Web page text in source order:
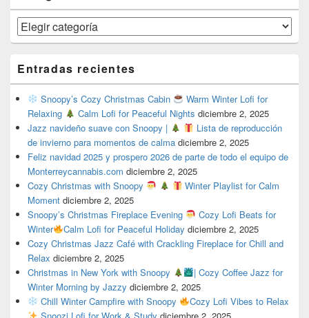
Categorías
Entradas recientes
Snoopy’s Cozy Christmas Cabin
Warm Winter Lofi for
Relaxing
Calm Lofi for Peaceful Nights diciembre 2, 2025
Jazz navideño suave con Snoopy |
Lista de reproducción
de invierno para momentos de calma diciembre 2, 2025
Feliz navidad 2025 y prospero 2026 de parte de todo el equipo de
Monterreycannabis.com diciembre 2, 2025
Cozy Christmas with Snoopy
Winter Playlist for Calm
Moment diciembre 2, 2025
Snoopy’s Christmas Fireplace Evening
Cozy Lofi Beats for
Winter
Calm Lofi for Peaceful Holiday diciembre 2, 2025
Cozy Christmas Jazz Café with Crackling Fireplace for Chill and
Relax diciembre 2, 2025
Christmas in New York with Snoopy
| Cozy Coffee Jazz for
Winter Morning by Jazzy diciembre 2, 2025
Chill Winter Campfire with Snoopy
Cozy Lofi Vibes to Relax
Snoozi Lofi for Work & Study diciembre 2, 2025